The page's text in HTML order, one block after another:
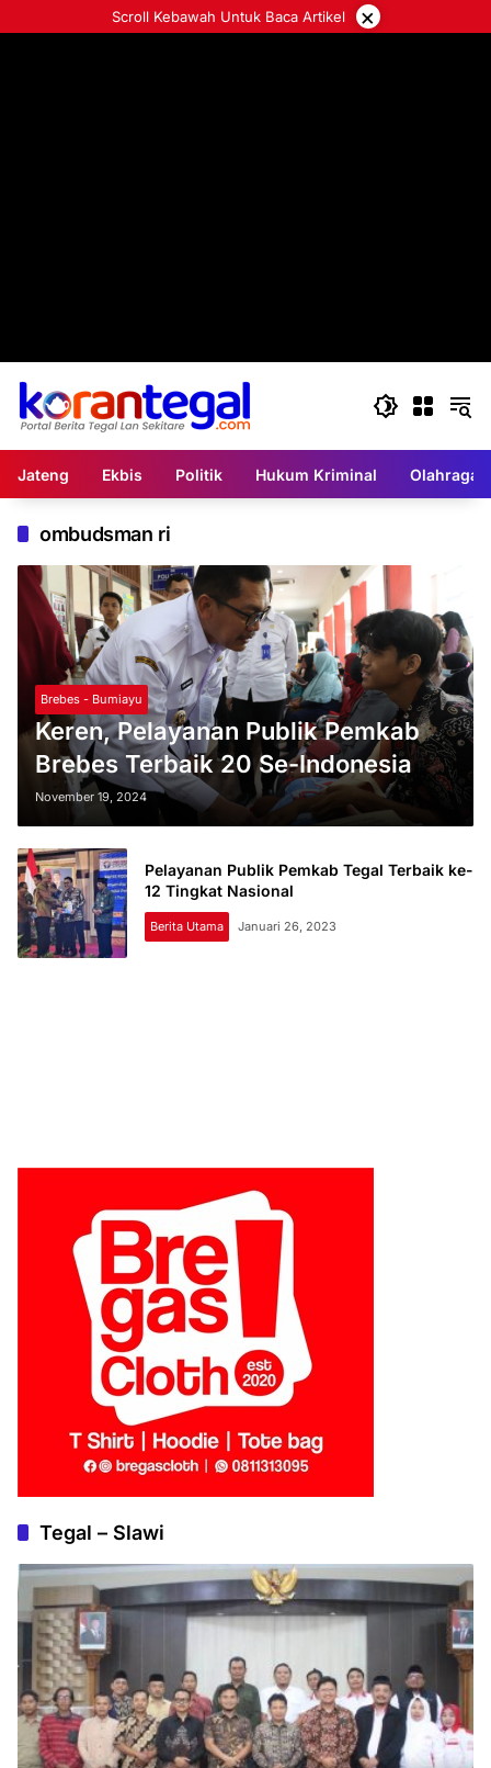
ke
Scroll Kebawah Untuk Baca Artikel ×
Jateng Ekbis Politik Hukum Kriminal Olahraga
ombudsman ri
Brebes - Bumiayu
Keren, Pelayanan Publik Pemkab
Brebes Terbaik 20 Se-Indonesia
November 19, 2024
Pelayanan Publik Pemkab Tegal Terbaik ke-
12 Tingkat Nasional
Berita Utama Januari 26, 2023
Tegal – Slawi